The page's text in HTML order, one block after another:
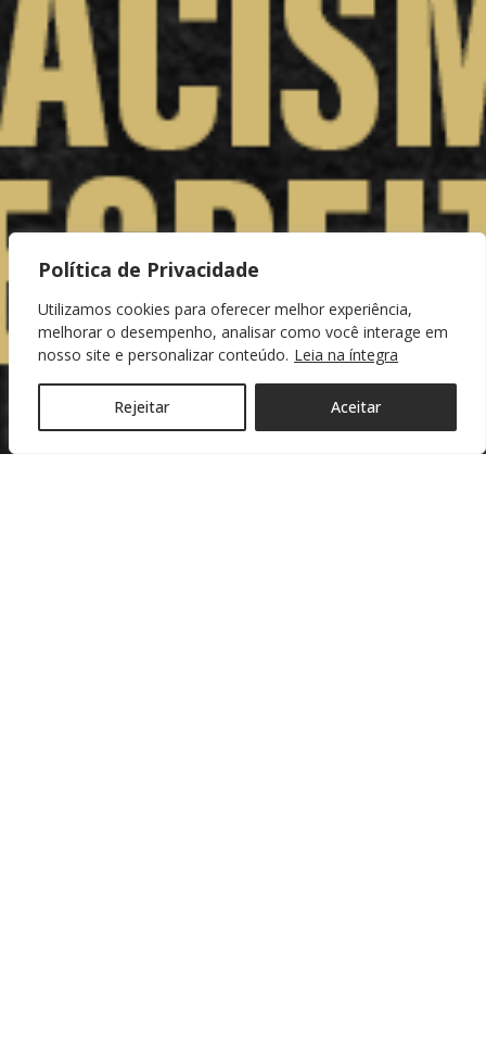
Política de Privacidade
Utilizamos cookies para oferecer melhor experiência,
melhorar o desempenho, analisar como você interage em
nosso site e personalizar conteúdo. Leia na íntegra
Rejeitar Aceitar